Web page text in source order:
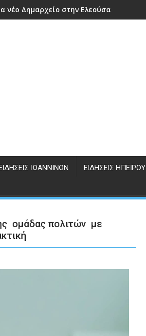
νέο Δημαρχείο στην Ελεούσα
ΙΩΑΝΝΊΝΩΝ ΕΙΔΉΣΕΙΣ ΗΠΕΊΡΟΥ
ομάδας πολιτών με